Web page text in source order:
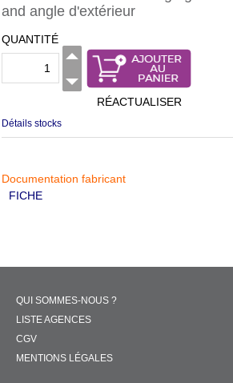
and angle d'extérieur
QUANTITÉ
RÉACTUALISER
Détails stocks
Documentation fabricant
FICHE
QUI SOMMES-NOUS ?
LISTE AGENCES
CGV
MENTIONS LÉGALES